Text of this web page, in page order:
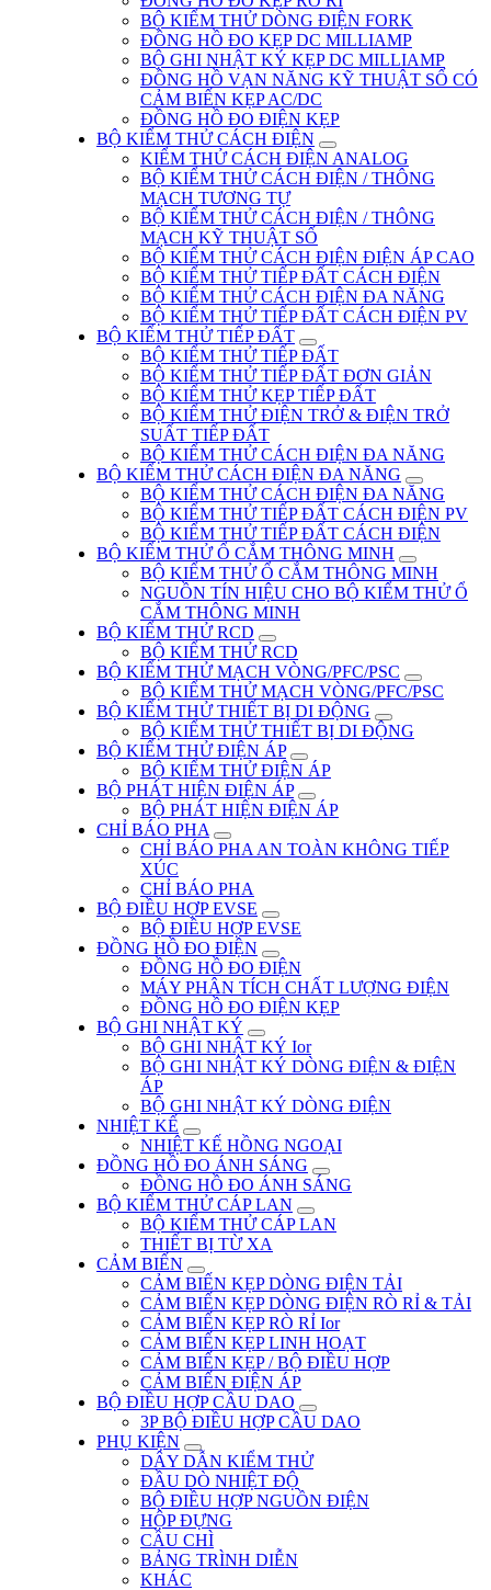
BỘ KIỂM THỬ DÒNG ĐIỆN FORK
ĐỒNG HỒ ĐO KẸP DC MILLIAMP
BỘ GHI NHẬT KÝ KẸP DC MILLIAMP
ĐỒNG HỒ VẠN NĂNG KỸ THUẬT SỐ CÓ
CẢM BIẾN KẸP AC/DC
ĐỒNG HỒ ĐO ĐIỆN KẸP
BỘ KIỂM THỬ CÁCH ĐIỆN
KIỂM THỬ CÁCH ĐIỆN ANALOG
BỘ KIỂM THỬ CÁCH ĐIỆN / THÔNG
MẠCH TƯƠNG TỰ
BỘ KIỂM THỬ CÁCH ĐIỆN / THÔNG
MẠCH KỸ THUẬT SỐ
BỘ KIỂM THỬ CÁCH ĐIỆN ĐIỆN ÁP CAO
BỘ KIỂM THỬ TIẾP ĐẤT CÁCH ĐIỆN
BỘ KIỂM THỬ CÁCH ĐIỆN ĐA NĂNG
BỘ KIỂM THỬ TIẾP ĐẤT CÁCH ĐIỆN PV
BỘ KIỂM THỬ TIẾP ĐẤT
BỘ KIỂM THỬ TIẾP ĐẤT
BỘ KIỂM THỬ TIẾP ĐẤT ĐƠN GIẢN
BỘ KIỂM THỬ KẸP TIẾP ĐẤT
BỘ KIỂM THỬ ĐIỆN TRỞ & ĐIỆN TRỞ
SUẤT TIẾP ĐẤT
BỘ KIỂM THỬ CÁCH ĐIỆN ĐA NĂNG
BỘ KIỂM THỬ CÁCH ĐIỆN ĐA NĂNG
BỘ KIỂM THỬ CÁCH ĐIỆN ĐA NĂNG
BỘ KIỂM THỬ TIẾP ĐẤT CÁCH ĐIỆN PV
BỘ KIỂM THỬ TIẾP ĐẤT CÁCH ĐIỆN
BỘ KIỂM THỬ Ổ CẮM THÔNG MINH
BỘ KIỂM THỬ Ổ CẮM THÔNG MINH
NGUỒN TÍN HIỆU CHO BỘ KIỂM THỬ Ổ
CẮM THÔNG MINH
BỘ KIỂM THỬ RCD
BỘ KIỂM THỬ RCD
BỘ KIỂM THỬ MẠCH VÒNG/PFC/PSC
BỘ KIỂM THỬ MẠCH VÒNG/PFC/PSC
BỘ KIỂM THỬ THIẾT BỊ DI ĐỘNG
BỘ KIỂM THỬ THIẾT BỊ DI ĐỘNG
BỘ KIỂM THỬ ĐIỆN ÁP
BỘ KIỂM THỬ ĐIỆN ÁP
BỘ PHÁT HIỆN ĐIỆN ÁP
BỘ PHÁT HIỆN ĐIỆN ÁP
CHỈ BÁO PHA
CHỈ BÁO PHA AN TOÀN KHÔNG TIẾP
XÚC
CHỈ BÁO PHA
BỘ ĐIỀU HỢP EVSE
BỘ ĐIỀU HỢP EVSE
ĐỒNG HỒ ĐO ĐIỆN
ĐỒNG HỒ ĐO ĐIỆN
MÁY PHÂN TÍCH CHẤT LƯỢNG ĐIỆN
ĐỒNG HỒ ĐO ĐIỆN KẸP
BỘ GHI NHẬT KÝ
BỘ GHI NHẬT KÝ Ior
BỘ GHI NHẬT KÝ DÒNG ĐIỆN & ĐIỆN
ÁP
BỘ GHI NHẬT KÝ DÒNG ĐIỆN
NHIỆT KẾ
NHIỆT KẾ HỒNG NGOẠI
ĐỒNG HỒ ĐO ÁNH SÁNG
ĐỒNG HỒ ĐO ÁNH SÁNG
BỘ KIỂM THỬ CÁP LAN
BỘ KIỂM THỬ CÁP LAN
THIẾT BỊ TỪ XA
CẢM BIẾN
CẢM BIẾN KẸP DÒNG ĐIỆN TẢI
CẢM BIẾN KẸP DÒNG ĐIỆN RÒ RỈ & TẢI
CẢM BIẾN KẸP RÒ RỈ Ior
CẢM BIẾN KẸP LINH HOẠT
CẢM BIẾN KẸP / BỘ ĐIỀU HỢP
CẢM BIẾN ĐIỆN ÁP
BỘ ĐIỀU HỢP CẦU DAO
3P BỘ ĐIỀU HỢP CẦU DAO
PHỤ KIỆN
DÂY DẪN KIỂM THỬ
ĐẦU DÒ NHIỆT ĐỘ
BỘ ĐIỀU HỢP NGUỒN ĐIỆN
HỘP ĐỰNG
CẦU CHÌ
BẢNG TRÌNH DIỄN
KHÁC